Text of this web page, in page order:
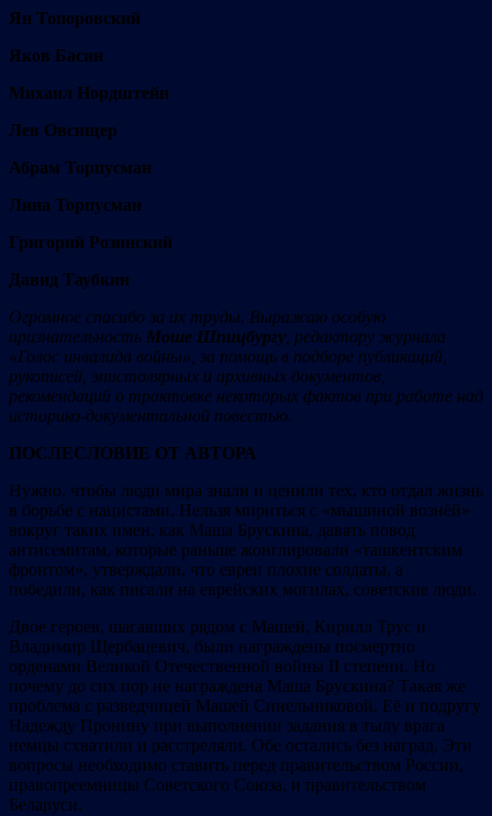
Ян Топоровский
Яков Басин
Михаил Нордштейн
Лев Овсищер
Абрам Торпусман
Лина Торпусман
Григорий Розинский
Давид Таубкин
Огромное спасибо за их труды. Выражаю особую
признательность Моше Шпицбургу , редактору журнала
«Голос инвалида войны», за помощь в подборе публикаций,
рукописей, эпистолярных и архивных документов,
рекомендаций о трактовке некоторых фактов при работе над
историко-документальной повестью.
ПОСЛЕСЛОВИЕ ОТ АВТОРА
Нужно, чтобы люди мира знали и ценили тех, кто отдал жизнь
в борьбе с нацистами. Нельзя мириться с «мышиной вознёй»
вокруг таких имен, как Маша Брускина, давать повод
антисемитам, которые раньше жонглировали «ташкентским
фронтом», утверждали, что евреи плохие солдаты, а
победили, как писали на еврейских могилах, советские люди.
Двое героев, шагавших рядом с Машей, Кирилл Трус и
Владимир Щербацевич, были награждены посмертно
орденами Великой Отечественной войны II степени. Но
почему до сих пор не награждена Маша Брускина? Такая же
проблема с разведчицей Машей Синельниковой. Её и подругу
Надежду Пронину при выполнении задания в тылу врага
немцы схватили и расстреляли. Обе остались без наград. Эти
вопросы необходимо ставить перед правительством России,
правопреемницы Советского Союза, и правительством
Беларуси.